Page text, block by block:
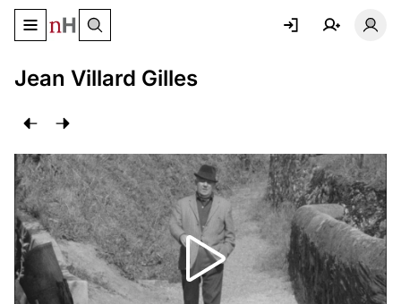
Basculer le menu de navigation
Jean Villard Gilles